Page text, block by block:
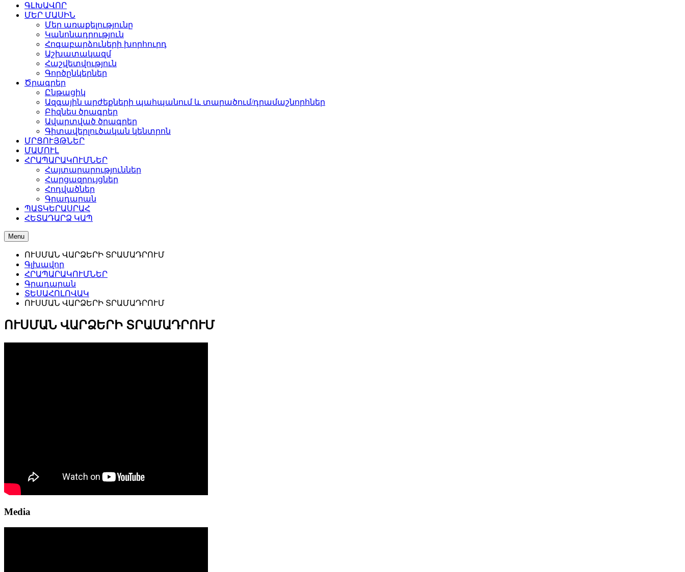
ԳԼԽԱՎՈՐ
ՄԵՐ ՄԱՍԻՆ
Մեր առաքելությունը
Կանոնադրություն
Հոգաբարձուների խորհուրդ
Աշխատակազմ
Հաշվետվություն
Գործընկերներ
Ծրագրեր
Ընթացիկ
Ազգային արժեքների պահպանում և տարածում/դրամաշնորհներ
Բիզնես ծրագրեր
Ավարտված ծրագրեր
Գիտավերլուծական կենտրոն
ՄՐՑՈՒՅԹՆԵՐ
ՄԱՄՈՒԼ
ՀՐԱՊԱՐԱԿՈՒՄՆԵՐ
Հայտարարություններ
Հարցազրույցներ
Հոդվածներ
Գրադարան
ՊԱՏԿԵՐԱՍՐԱՀ
ՀԵՏԱԴԱՐՁ ԿԱՊ
Menu
ՈՒՍՄԱՆ ՎԱՐՁԵՐԻ ՏՐԱՄԱԴՐՈՒՄ
Գլխավոր
ՀՐԱՊԱՐԱԿՈՒՄՆԵՐ
Գրադարան
ՏԵՍԱՀՈԼՈՎԱԿ
ՈՒՍՄԱՆ ՎԱՐՁԵՐԻ ՏՐԱՄԱԴՐՈՒՄ
ՈՒՍՄԱՆ ՎԱՐՁԵՐԻ ՏՐԱՄԱԴՐՈՒՄ
Media